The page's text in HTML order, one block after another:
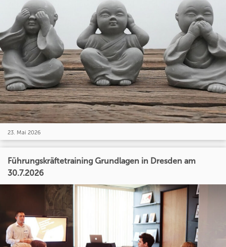
23. Mai 2026
Führungskräftetraining Grundlagen in Dresden am
30.7.2026